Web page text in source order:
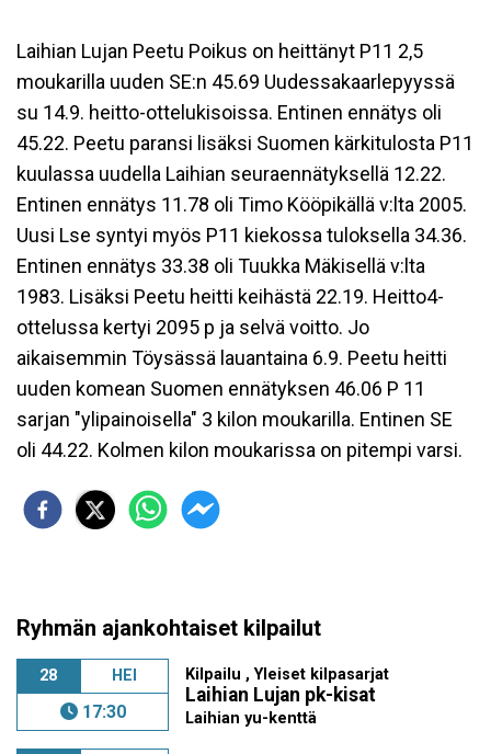
Laihian Lujan Peetu Poikus on heittänyt P11 2,5
moukarilla uuden SE:n 45.69 Uudessakaarlepyyssä
su 14.9. heitto-ottelukisoissa. Entinen ennätys oli
45.22. Peetu paransi lisäksi Suomen kärkitulosta P11
kuulassa uudella Laihian seuraennätyksellä 12.22.
Entinen ennätys 11.78 oli Timo Kööpikällä v:lta 2005.
Uusi Lse syntyi myös P11 kiekossa tuloksella 34.36.
Entinen ennätys 33.38 oli Tuukka Mäkisellä v:lta
1983. Lisäksi Peetu heitti keihästä 22.19. Heitto4-
ottelussa kertyi 2095 p ja selvä voitto. Jo
aikaisemmin Töysässä lauantaina 6.9. Peetu heitti
uuden komean Suomen ennätyksen 46.06 P 11
sarjan "ylipainoisella" 3 kilon moukarilla. Entinen SE
oli 44.22. Kolmen kilon moukarissa on pitempi varsi.
Ryhmän ajankohtaiset kilpailut
28 HEI
17:30
Kilpailu , Yleiset kilpasarjat
Laihian Lujan pk-kisat
Laihian yu-kenttä